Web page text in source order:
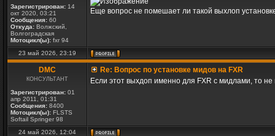
Зарегистрирован: 14
окт 2020, 03:21
Сообщения: 60
Откуда: Волжский,
Волгоградская
Мотоцикл(ы): fxr 94
Еще вопрос не помешает ли такой выхлоп
23 май 2026, 23:19
DMC
КОНСУЛЬТАНТ
Зарегистрирован: 01
апр 2011, 01:31
Сообщения: 8400
Мотоцикл(ы): FLSTS
Softail Springer 98
Re: Вопрос по установке мидов на FXR
Если этот выхдоп именно для FXR с мидлами, то
24 май 2026, 12:04